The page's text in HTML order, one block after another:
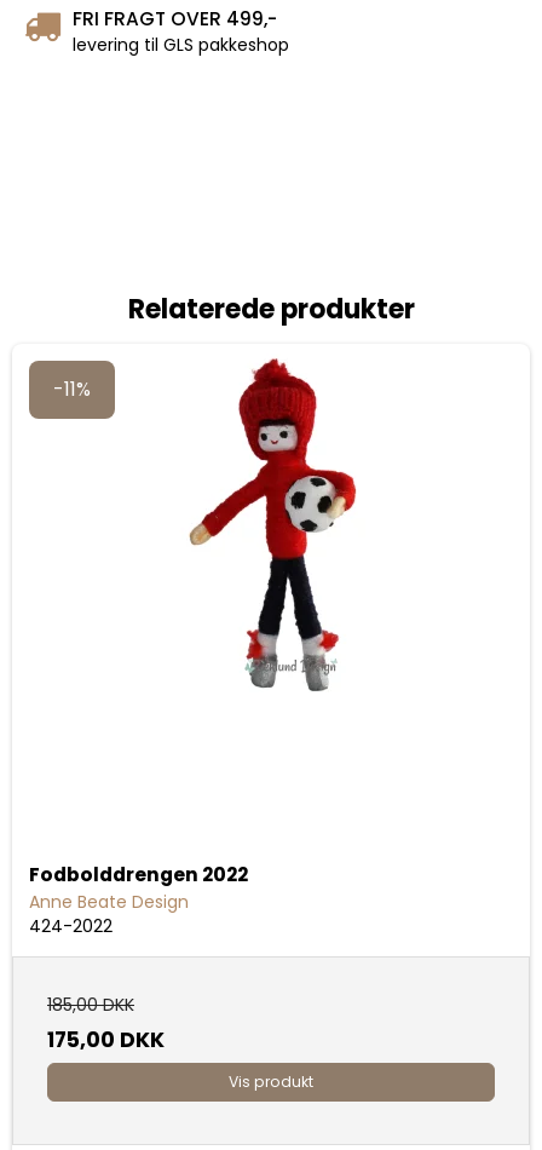
FRI FRAGT OVER 499,-
levering til GLS pakkeshop
Relaterede produkter
-11%
Fodbolddrengen 2022
Anne Beate Design
424-2022
185,00 DKK
175,00 DKK
Vis produkt